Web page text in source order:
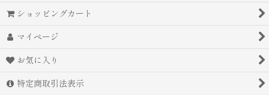
ショッピングカート
マイページ
お気に入り
特定商取引法表示